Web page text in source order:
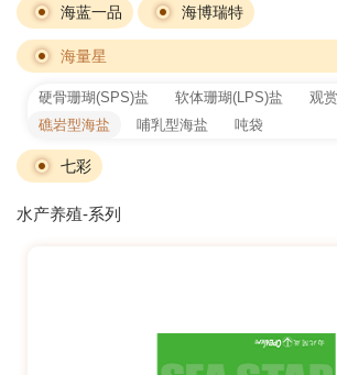
海蓝一品 海博瑞特
海量星
硬骨珊瑚(SPS)盐 软体珊瑚(LPS)盐
观
礁岩型海盐
哺乳型海盐 吨袋
七彩
水产养殖-系列